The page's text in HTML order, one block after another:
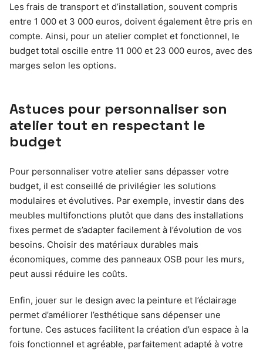
Les frais de transport et d’installation, souvent compris
entre 1 000 et 3 000 euros, doivent également être pris en
compte. Ainsi, pour un atelier complet et fonctionnel, le
budget total oscille entre 11 000 et 23 000 euros, avec des
marges selon les options.
Astuces pour personnaliser son
atelier tout en respectant le
budget
Pour personnaliser votre atelier sans dépasser votre
budget, il est conseillé de privilégier les solutions
modulaires et évolutives. Par exemple, investir dans des
meubles multifonctions plutôt que dans des installations
fixes permet de s’adapter facilement à l’évolution de vos
besoins. Choisir des matériaux durables mais
économiques, comme des panneaux OSB pour les murs,
peut aussi réduire les coûts.
Enfin, jouer sur le design avec la peinture et l’éclairage
permet d’améliorer l’esthétique sans dépenser une
fortune. Ces astuces facilitent la création d’un espace à la
fois fonctionnel et agréable, parfaitement adapté à votre